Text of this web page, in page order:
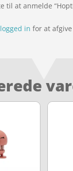
til at anmelde
logged in for at